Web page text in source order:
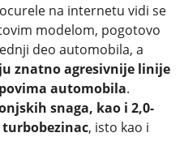
na internetu vidi se
modelom, pogotovo
deo automobila, a
znatno agresivnije linije
automobila.
snaga, kao i 2,0-
, isto kao i